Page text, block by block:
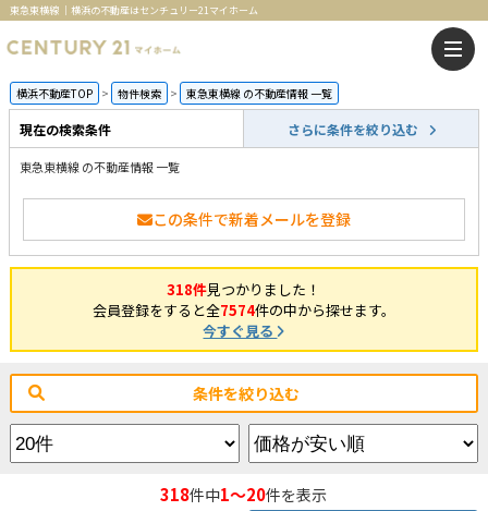
東急東横線 ｜横浜の不動産はセンチュリー21マイホーム
横浜不動産TOP 物件検索 東急東横線 の不動産情報 一覧
現在の検索条件 さらに条件を絞り込む
東急東横線 の不動産情報 一覧
この条件で新着メールを登録
318件見つかりました！
会員登録をすると全7574件の中から探せます。
今すぐ見る
条件を絞り込む
318件中1～20件を表示